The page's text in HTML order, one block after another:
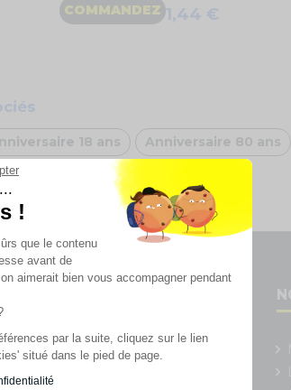
!
que le contenu
avant de
aimerait bien vous accompagner pendant
par la suite, cliquez sur le lien
situé dans le pied de page.
COMMANDEZ 1,44 €
18 ans
Anniversaire 80 ans